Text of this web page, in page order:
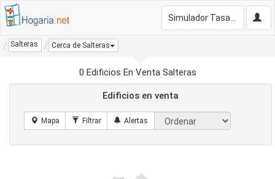
Salteras Cerca de Salteras
0 Edificios En Venta Salteras
Edificios en venta